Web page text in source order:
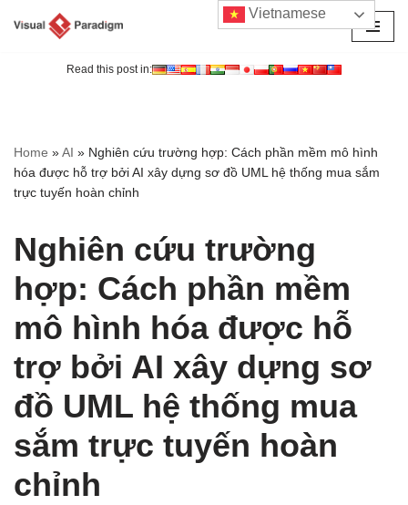
Read this post in:
Home »AI » Nghiên cứu trường hợp: Cách phần mềm mô hình
hóa được hỗ trợ bởi AI xây dựng sơ đồ UML hệ thống mua sắm
trực tuyến hoàn chỉnh
Nghiên cứu trường
hợp: Cách phần mềm
mô hình hóa được hỗ
trợ bởi AI xây dựng sơ
đồ UML hệ thống mua
sắm trực tuyến hoàn
chỉnh
Vietnamese